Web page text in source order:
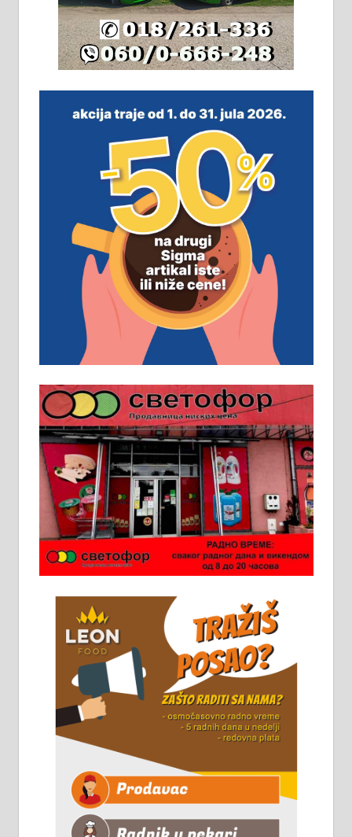
плацу површине око 7 ари.
064/321-80-51; 063/102-35-25
м2 са плацем од 8 ари у Зеленом
виру у Алексинцу. Могућа
замена. 064/21-63-584
ПОСЛОВНИ ОГЛАСИ
Рудник и флотација Рудник
д.о.о. Рудник запошљава 20
помоћника рудара. Услови:
Основна школа, пожељно радно
искуство на истим и сличним
пословима, али не и неопходан
услов. Обезбеђен смештај,
превоз, исхрана. 032/57-41-122 –
локал 22
Пружам услуге завршних радова
у грађевини, хидроизолације и
молерских радова. 061/25-28-058
Ало таксију потребан возач са Б
категоријом. 064/02-85-511
Потребна два радника за рад на
стоваришту „Липа промет” у
информација доћи лично на
стовариште у улици Максима
Горког 26 сваког радног дана од
8 до 15 часова. 063/465-045
Чистим све врсте димњака.
061/32-13-445